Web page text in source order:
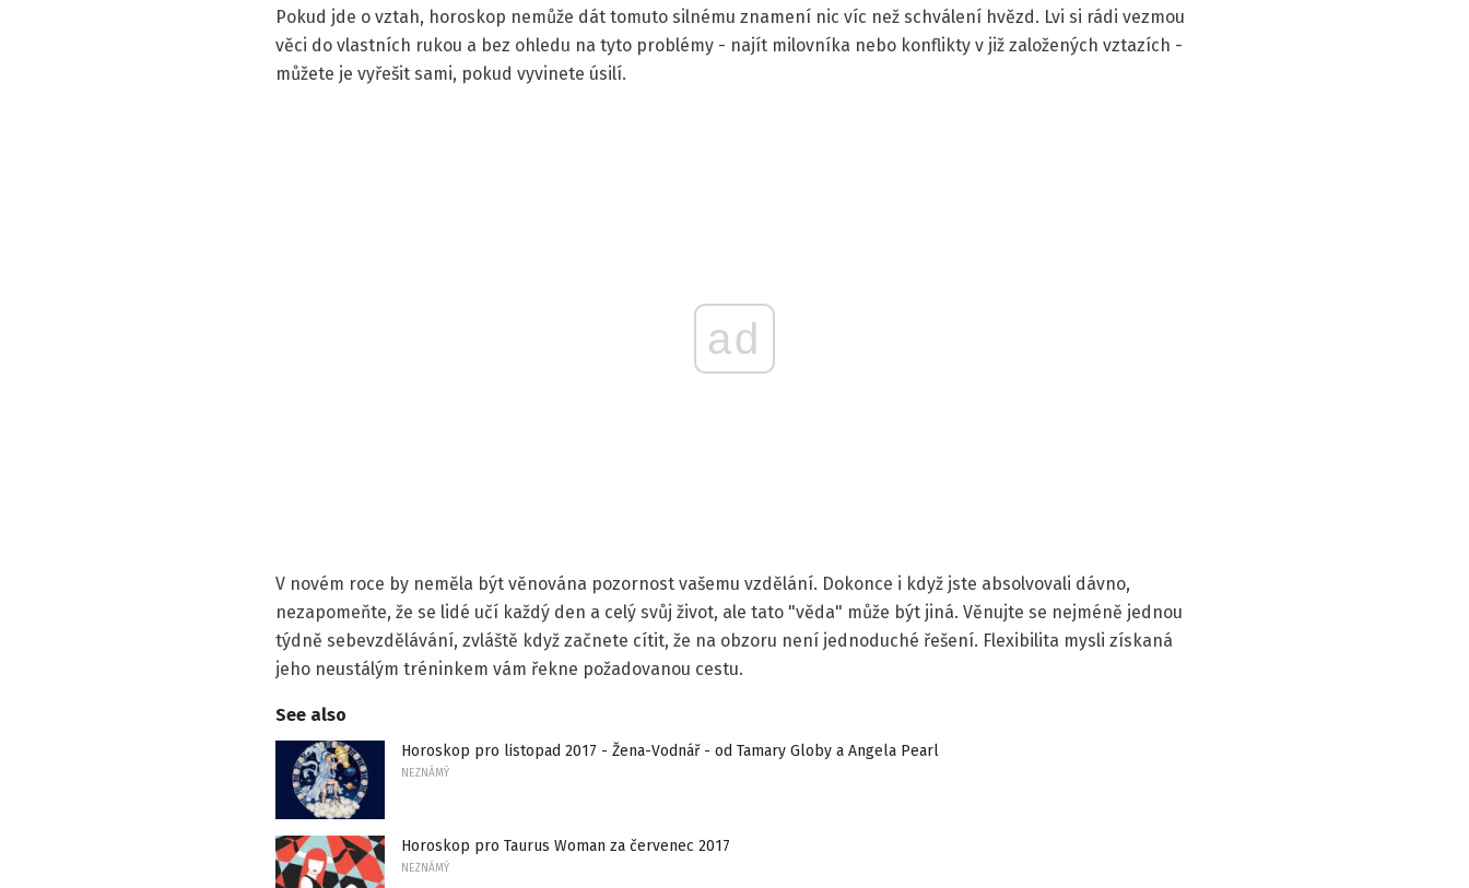
Pokud jde o vztah, horoskop nemůže dát tomuto silnému znamení nic víc než schválení hvězd. Lvi si rádi vezmou
věci do vlastních rukou a bez ohledu na tyto problémy - najít milovníka nebo konflikty v již založených vztazích -
můžete je vyřešit sami, pokud vyvinete úsilí.
ad
V novém roce by neměla být věnována pozornost vašemu vzdělání. Dokonce i když jste absolvovali dávno,
nezapomeňte, že se lidé učí každý den a celý svůj život, ale tato "věda" může být jiná. Věnujte se nejméně jednou
týdně sebevzdělávání, zvláště když začnete cítit, že na obzoru není jednoduché řešení. Flexibilita mysli získaná
jeho neustálým tréninkem vám řekne požadovanou cestu.
See also
Horoskop pro listopad 2017 - Žena-Vodnář - od Tamary Globy a Angela Pearl
NEZNÁMÝ
Horoskop pro Taurus Woman za červenec 2017
NEZNÁMÝ